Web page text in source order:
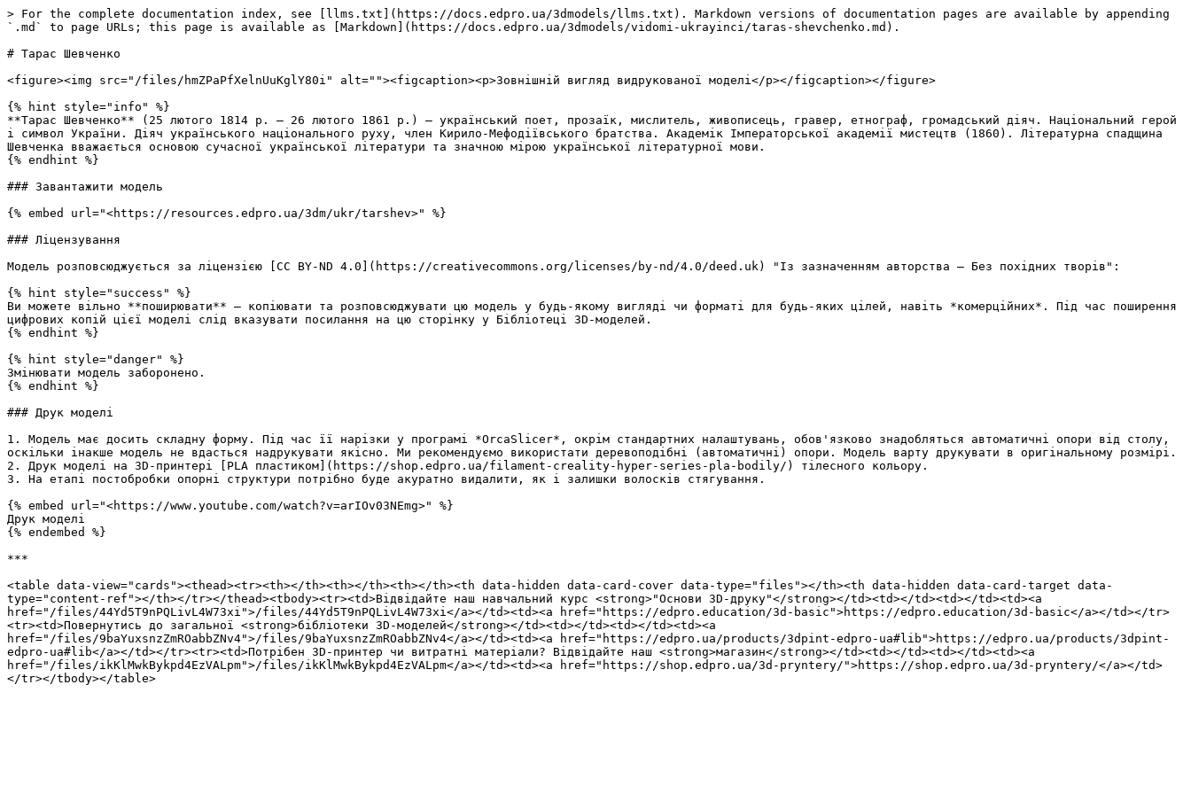
> For the complete documentation index, see [llms.txt](https://docs.edpro.ua/3dmodels/llms.txt). Markdown versions of documentation pages are available by appending
`.md` to page URLs; this page is available as [Markdown](https://docs.edpro.ua/3dmodels/vidomi-ukrayinci/taras-shevchenko.md).
# Тарас Шевченко
<figure><img src="/files/hmZPaPfXelnUuKglY80i" alt=""><figcaption><p>Зовнішній вигляд видрукованої моделі</p></figcaption></figure>
{% hint style="info" %}
**Тарас Шевченко** (25 лютого 1814 р. — 26 лютого 1861 р.) — український поет, прозаїк, мислитель, живописець, гравер, етнограф, громадський діяч. Національний герой
і символ України. Діяч українського національного руху, член Кирило-Мефодіївського братства. Академік Імператорської академії мистецтв (1860). Літературна спадщина
Шевченка вважається основою сучасної української літератури та значною мірою української літературної мови.
{% endhint %}
### Завантажити модель
{% embed url="<https://resources.edpro.ua/3dm/ukr/tarshev>" %}
### Ліцензування
Модель розповсюджується за ліцензією [CC BY-ND 4.0](https://creativecommons.org/licenses/by-nd/4.0/deed.uk) "Із зазначенням авторства — Без похідних творів":
{% hint style="success" %}
Ви можете вільно **поширювати** — копіювати та розповсюджувати цю модель у будь-якому вигляді чи форматі для будь-яких цілей, навіть *комерційних*. Під час поширення
цифрових копій цієї моделі слід вказувати посилання на цю сторінку у Бібліотеці 3D-моделей.
{% endhint %}
{% hint style="danger" %}
Змінювати модель заборонено.
{% endhint %}
### Друк моделі
1. Модель має досить складну форму. Під час її нарізки у програмі *OrcaSlicer*, окрім стандартних налаштувань, обов'язково знадобляться автоматичні опори від столу,
оскільки інакше модель не вдасться надрукувати якісно. Ми рекомендуємо використати деревоподібні (автоматичні) опори. Модель варту друкувати в оригінальному розмірі.
2. Друк моделі на 3D-принтері [PLA пластиком](https://shop.edpro.ua/filament-creality-hyper-series-pla-bodily/) тілесного кольору.
3. На етапі постобробки опорні структури потрібно буде акуратно видалити, як і залишки волосків стягування.
{% embed url="<https://www.youtube.com/watch?v=arIOv03NEmg>" %}
Друк моделі
{% endembed %}
***
<table data-view="cards"><thead><tr><th></th><th></th><th></th><th data-hidden data-card-cover data-type="files"></th><th data-hidden data-card-target data-
type="content-ref"></th></tr></thead><tbody><tr><td>Відвідайте наш навчальний курс <strong>"Основи 3D-друку"</strong></td><td></td><td></td><td><a
href="/files/44Yd5T9nPQLivL4W73xi">/files/44Yd5T9nPQLivL4W73xi</a></td><td><a href="https://edpro.education/3d-basic">https://edpro.education/3d-basic</a></td></tr>
<tr><td>Повернутись до загальної <strong>бібліотеки 3D-моделей</strong></td><td></td><td></td><td><a
href="/files/9baYuxsnzZmROabbZNv4">/files/9baYuxsnzZmROabbZNv4</a></td><td><a href="https://edpro.ua/products/3dpint-edpro-ua#lib">https://edpro.ua/products/3dpint-
edpro-ua#lib</a></td></tr><tr><td>Потрібен 3D-принтер чи витратні матеріали? Відвідайте наш <strong>магазин</strong></td><td></td><td></td><td><a
href="/files/ikKlMwkBykpd4EzVALpm">/files/ikKlMwkBykpd4EzVALpm</a></td><td><a href="https://shop.edpro.ua/3d-pryntery/">https://shop.edpro.ua/3d-pryntery/</a></td>